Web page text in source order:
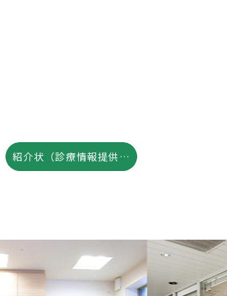
紹介状（診療情報提供書）の作成について